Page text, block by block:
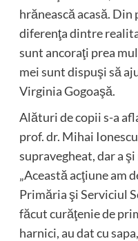
hrănească acasă. Din
diferenţa dintre
sunt ancoraţi prea
mei sunt dispuşi să
Virginia Gogoaşă.
Alături de copii s-a
prof. dr. Mihai
supravegheat, dar a
„Această acţiune am
Primăria şi Serviciul
făcut curăţenie de
harnici, au dat cu